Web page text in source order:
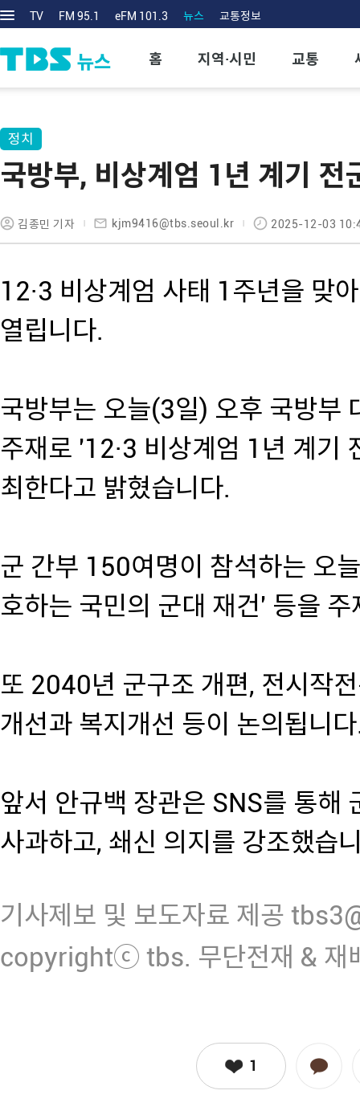
TV FM 95.1 eFM 101.3 뉴스 교통정보
홈 지역·시민 교통
정치
국방부, 비상계엄 1년 계기 전
김종민 기자 kjm9416@tbs.seoul.kr 2025-12-03
12·3 비상계엄 사태 1주년을 맞
열립니다.
국방부는 오늘(3일) 오후 국방부
주재로 '12·3 비상계엄 1년 계기
최한다고 밝혔습니다.
군 간부 150여명이 참석하는 오
호하는 국민의 군대 재건' 등을
또 2040년 군구조 개편, 전시작
개선과 복지개선 등이 논의됩니
앞서 안규백 장관은 SNS를 통해
사과하고, 쇄신 의지를 강조했습
기사제보 및 보도자료 제공
copyrightⓒ tbs. 무단전재 & 재
1